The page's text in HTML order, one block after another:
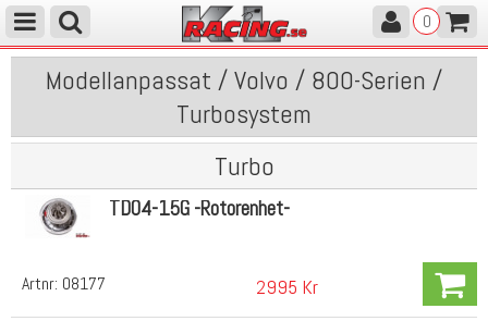
0
Modellanpassat / Volvo / 800-Serien /
Turbosystem
Turbo
Artnr: 08177
TD04-15G -Rotorenhet-
2995 Kr